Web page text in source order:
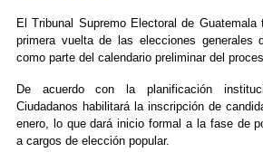
El Tribunal Supremo Electoral de
primera vuelta de las elecciones generales
como parte del calendario preliminar del
De acuerdo con la planificación
Ciudadanos habilitará la inscripción de
enero, lo que dará inicio formal a la fase de
a cargos de elección popular.